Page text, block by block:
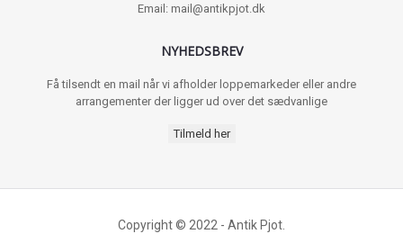
Email: mail@antikpjot.dk
NYHEDSBREV
Få tilsendt en mail når vi afholder loppemarkeder eller andre
arrangementer der ligger ud over det sædvanlige
Tilmeld her
Copyright © 2022 - Antik Pjot.